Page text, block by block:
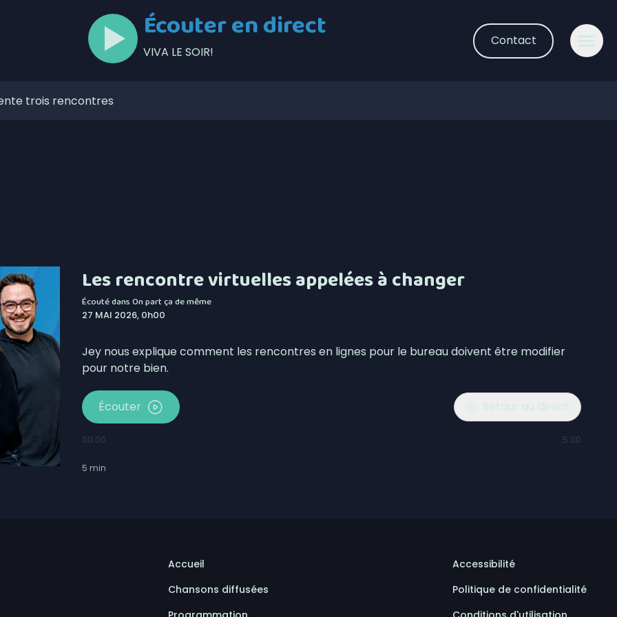
Écouter en direct
VIVA LE SOIR!
Contact
trois rencontres
la Société portuaire du Bas-Saint-Laurent et de la
en candidatures du Gala de l’Excellence
conserve son avance dans les intentions de vote
fil 5G à Matane-sur-Mer
le début des séries de la division masculine de la
à Saint-Ulric
Les rencontre virtuelles appelées à changer
Écouté dansOn part ça de même
27 MAI 2026, 0h00
Jey nous explique comment les rencontres en lignes pour le bureau doivent être modifier
pour notre bien.
Écouter Retour au direct
00:00 5:00
5 min
Accueil
Chansons diffusées
Accessibilité
Politique de confidentialité